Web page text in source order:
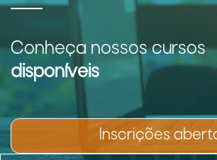
Conheça nossos cursos
disponíveis
Inscrições